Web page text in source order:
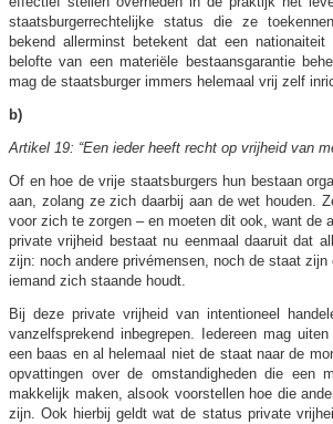
staatsburgerrechtelijke status die ze
bekend allerminst betekent dat een
belofte van een materiële bestaansgarantie
mag de staatsburger immers helemaal vrij zelf
b)
Artikel 19: “Een ieder heeft recht op vrijheid van
Of en hoe de vrije staatsburgers hun bestaan
aan, zolang ze zich daarbij aan de wet houden.
voor zich te zorgen – en moeten dit ook, want de
private vrijheid bestaat nu eenmaal daaruit dat
zijn: noch andere privémensen, noch de staat zijn
iemand zich staande houdt.
Bij deze private vrijheid van intentioneel
vanzelfsprekend inbegrepen. Iedereen mag
een baas en al helemaal niet de staat naar de
opvattingen over de omstandigheden die een
makkelijk maken, alsook voorstellen hoe die
zijn. Ook hierbij geldt wat de status private